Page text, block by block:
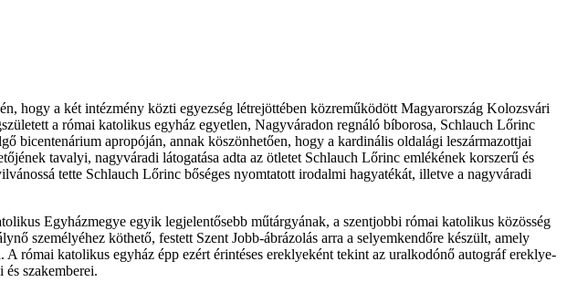
hogy a két intézmény közti egyezség létrejöttében közreműködött Magyarország Kolozsvári
a római katolikus egyház egyetlen, Nagyváradon regnáló bíborosa, Schlauch Lőrinc
bicentenárium apropóján, annak köszönhetően, hogy a kardinális oldalági leszármazottjai
tavalyi, nagyváradi látogatása adta az ötletet Schlauch Lőrinc emlékének korszerű és
tette Schlauch Lőrinc bőséges nyomtatott irodalmi hagyatékát, illetve a nagyváradi
Egyházmegye egyik legjelentősebb műtárgyának, a szentjobbi római katolikus közösség
személyéhez köthető, festett Szent Jobb-ábrázolás arra a selyemkendőre készült, amely
római katolikus egyház épp ezért érintéses ereklyeként tekint az uralkodónő autográf ereklye-
szakemberei.